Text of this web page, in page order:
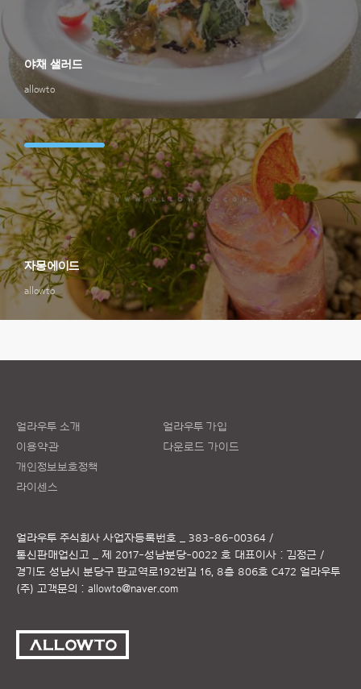
allowto
야채 샐러드
allowto
자몽에이드
얼라우투 소개
이용약관
개인정보보호정책
라이센스
얼라우투 가입
다운로드 가이드
얼라우투 주식회사 사업자등록번호 _ 383-86-00364 /
통신판매업신고 _ 제 2017-성남분당-0022 호 대표이사 : 김정근 /
경기도 성남시 분당구 판교역로192번길 16, 8층 806호 C472 얼라우투
(주) 고객문의 : allowto@naver.com